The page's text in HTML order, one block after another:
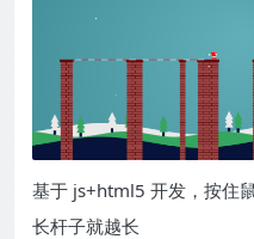
基于 js+html5 开发，按住
长杆子就越长